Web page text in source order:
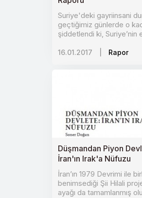
Suriye'deki gayriinsani
geçtiğimiz günlerde o
şiddetlendi ki, Suriye’nin
16.01.2017 Rapor
Düşmandan Piyon
İran'ın Irak'a Nüfuzu
İran’ın 1979 Devrimi ile
benimsediği Şii Hilali
ayağı da tamamlanmış